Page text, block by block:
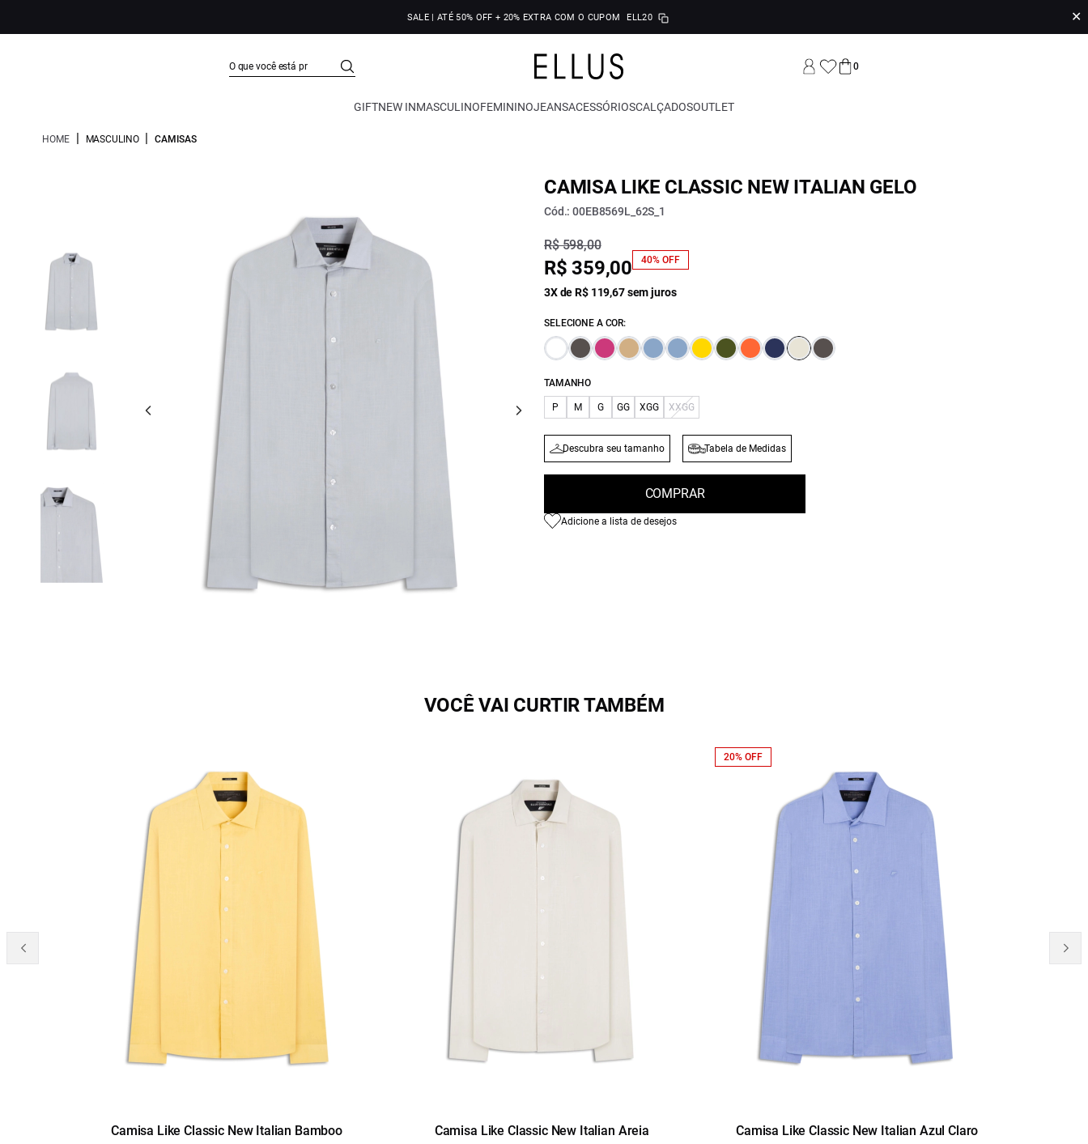
SALE | ATÉ 50% OFF + 20% EXTRA COM O CUPOM ELL20 ✕
0
GIFTNEW INMASCULINOFEMININOJEANSACESSÓRIOSCALÇADOSOUTLET
HOME | MASCULINO | CAMISAS
CAMISA LIKE CLASSIC NEW ITALIAN GELO
Cód.: 00EB8569L_62S_1
R$ 598,00
R$ 359,00 40% OFF
3X de R$ 119,67 sem juros
SELECIONE A COR:
TAMANHO
P M G GG XGG XXGG
Descubra seu tamanho Tabela de Medidas
COMPRAR
Adicione a lista de desejos
VOCÊ VAI CURTIR TAMBÉM
Camisa Like Classic New Italian Bamboo Camisa Like Classic New Italian Areia Camisa Like Classic New Italian Azul Claro
20% OFF